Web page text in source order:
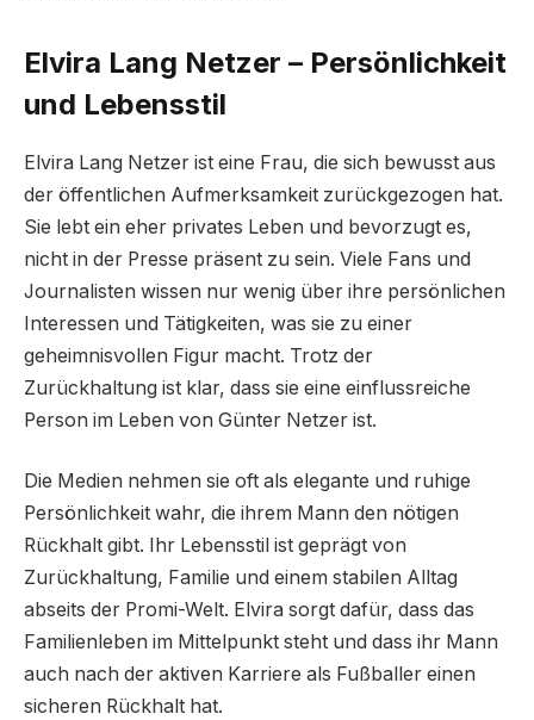
Elvira Lang Netzer – Persönlichkeit
und Lebensstil
Elvira Lang Netzer ist eine Frau, die sich bewusst aus
der öffentlichen Aufmerksamkeit zurückgezogen hat.
Sie lebt ein eher privates Leben und bevorzugt es,
nicht in der Presse präsent zu sein. Viele Fans und
Journalisten wissen nur wenig über ihre persönlichen
Interessen und Tätigkeiten, was sie zu einer
geheimnisvollen Figur macht. Trotz der
Zurückhaltung ist klar, dass sie eine einflussreiche
Person im Leben von Günter Netzer ist.
Die Medien nehmen sie oft als elegante und ruhige
Persönlichkeit wahr, die ihrem Mann den nötigen
Rückhalt gibt. Ihr Lebensstil ist geprägt von
Zurückhaltung, Familie und einem stabilen Alltag
abseits der Promi-Welt. Elvira sorgt dafür, dass das
Familienleben im Mittelpunkt steht und dass ihr Mann
auch nach der aktiven Karriere als Fußballer einen
sicheren Rückhalt hat.